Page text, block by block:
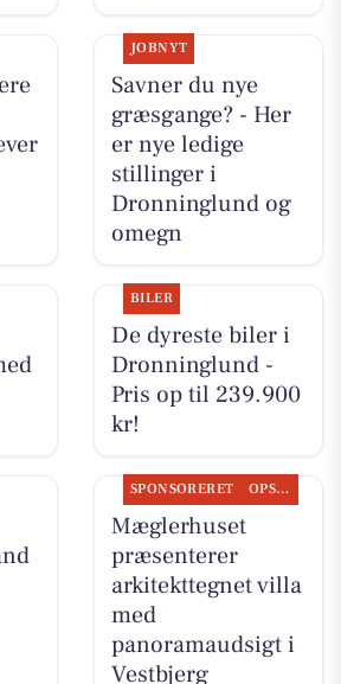
JOBNYT
Savner du nye
græsgange? - Her
er nye ledige
stillinger i
Dronninglund og
omegn
BILER
De dyreste biler i
Dronninglund -
Pris op til 239.900
kr!
SPONSORERET OPSLAGSTAVLEN
Mæglerhuset
præsenterer
arkitekttegnet villa
med
panoramaudsigt i
Vestbjerg